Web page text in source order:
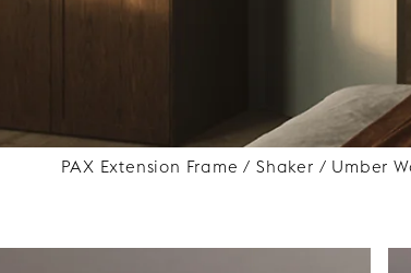
PAX Extension Frame / Shaker / Umber